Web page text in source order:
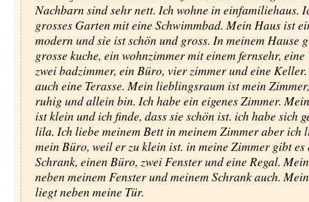
Nachbarn sind sehr nett. Ich wohne in einfamiliehaus.
grosses Garten mit eine Schwimmbad. Mein Haus ist
modern und sie ist schön und gross. In meinem Hause
grosse kuche, ein wohnzimmer mit einem fernsehr, eine
zwei badzimmer, ein Büro, vier zimmer und eine
auch eine Terasse. Mein lieblingsraum ist mein
ruhig und allein bin. Ich habe ein eigenes Zimmer.
ist klein und ich finde, dass sie schön ist. ich habe sich
lila. Ich liebe meinem Bett in meinem Zimmer aber ich
mein Büro, weil er zu klein ist. in meine Zimmer gibt es
Schrank, einen Büro, zwei Fenster und eine Regal.
neben meinem Fenster und meinem Schrank auch.
liegt neben meine Tür.